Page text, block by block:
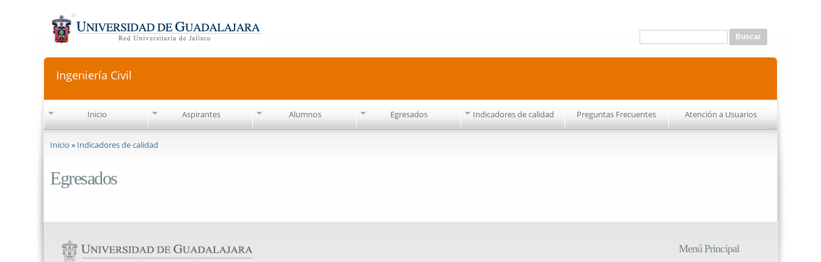
Ingeniería Civil
Inicio Aspirantes Alumnos Egresados Indicadores de calidad Preguntas Frecuentes Atención a Usuarios
Inicio » Indicadores de calidad
Egresados
Menú Principal